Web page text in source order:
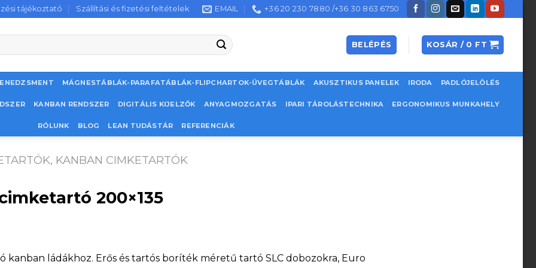
tájékoztató Szállítási és fizetési feltételek EMAIL +36 20 230 7880 /+36 30 863 6750
BELÉPÉS KOSÁR / 0 FT
MÁGNESTÁBLÁK-PARAFATÁBLÁK-FLIPCHARTOK-ÜVEGTÁBLÁK AKUSZTIKUS PANELEK IRODA PADLÓJELÖLÉS
KANBAN RENDSZER DIGITÁLIS KIJELZŐK ANYAGMOZGATÁS IPARI TÁROLÁSTECHNIKA ERGONOMIKUS MUNKAHELY
RÓLUNK BLOG LEAN TUDÁSTÁR REFERENCIÁK
KANBAN CIMKETARTÓK
200×135
ládákhoz. Erős és tartós boríték méretű tartó SLC dobozokra, Euro